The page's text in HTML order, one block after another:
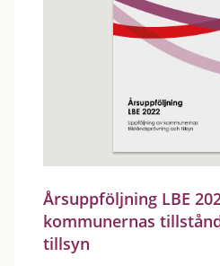
Årsuppföljning LBE
kommunernas
tillsyn